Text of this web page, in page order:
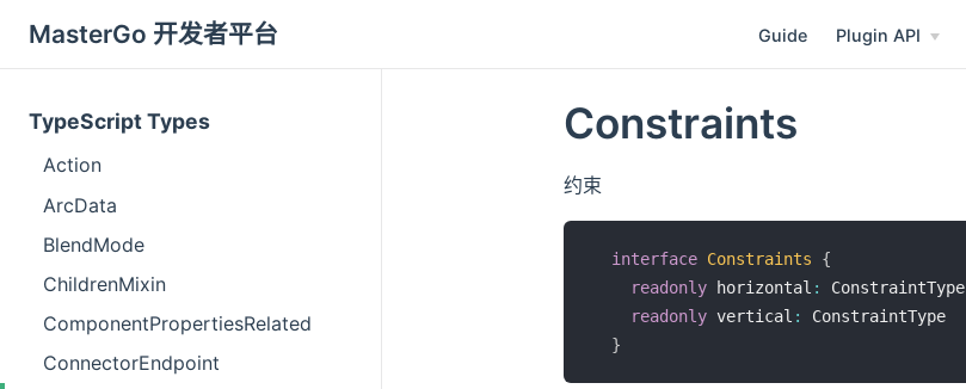
MasterGo 开发者平台 Guide Plugin API
TypeScript Types
Action
ArcData
BlendMode
ChildrenMixin
ComponentPropertiesRelated
ConnectorEndpoint
Constraints
约束
interface Constraints
{
readonly horizontal :
ConstraintType
readonly vertical :
ConstraintType
}